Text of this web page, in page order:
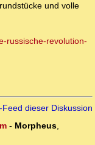
und volle
russische-revolution-
Feed dieser Diskussion
- Morpheus,